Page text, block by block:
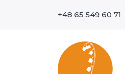
+48 65 549 60 71